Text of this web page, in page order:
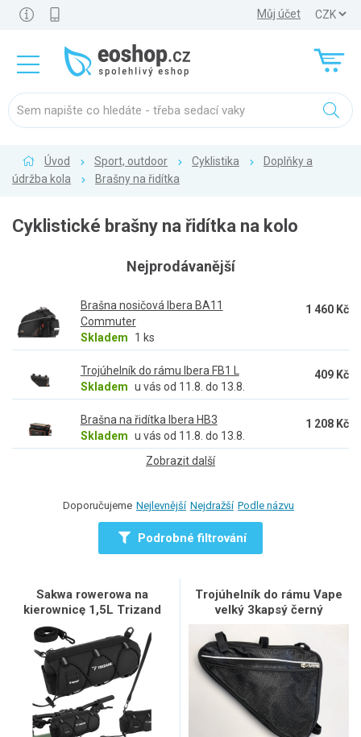
Můj účet
Úvod Sport, outdoor Cyklistika
Doplňky a
údržba kola
Brašny na řidítka
Cyklistické brašny na řidítka na kolo
Nejprodávanější
Brašna nosičová Ibera BA11
Commuter
Skladem
1 ks
1 460 Kč
Trojúhelník do rámu Ibera FB1 L
Skladem u vás od 11.8. do 13.8.
409 Kč
Brašna na řidítka Ibera HB3
Skladem u vás od 11.8. do 13.8.
1 208 Kč
Zobrazit další
Doporučujeme Nejlevnější Nejdražší Podle názvu
Podrobné filtrování
Sakwa rowerowa na
kierownicę 1,5L Trizand
Trojúhelník do rámu Vape
velký 3kapsý černý